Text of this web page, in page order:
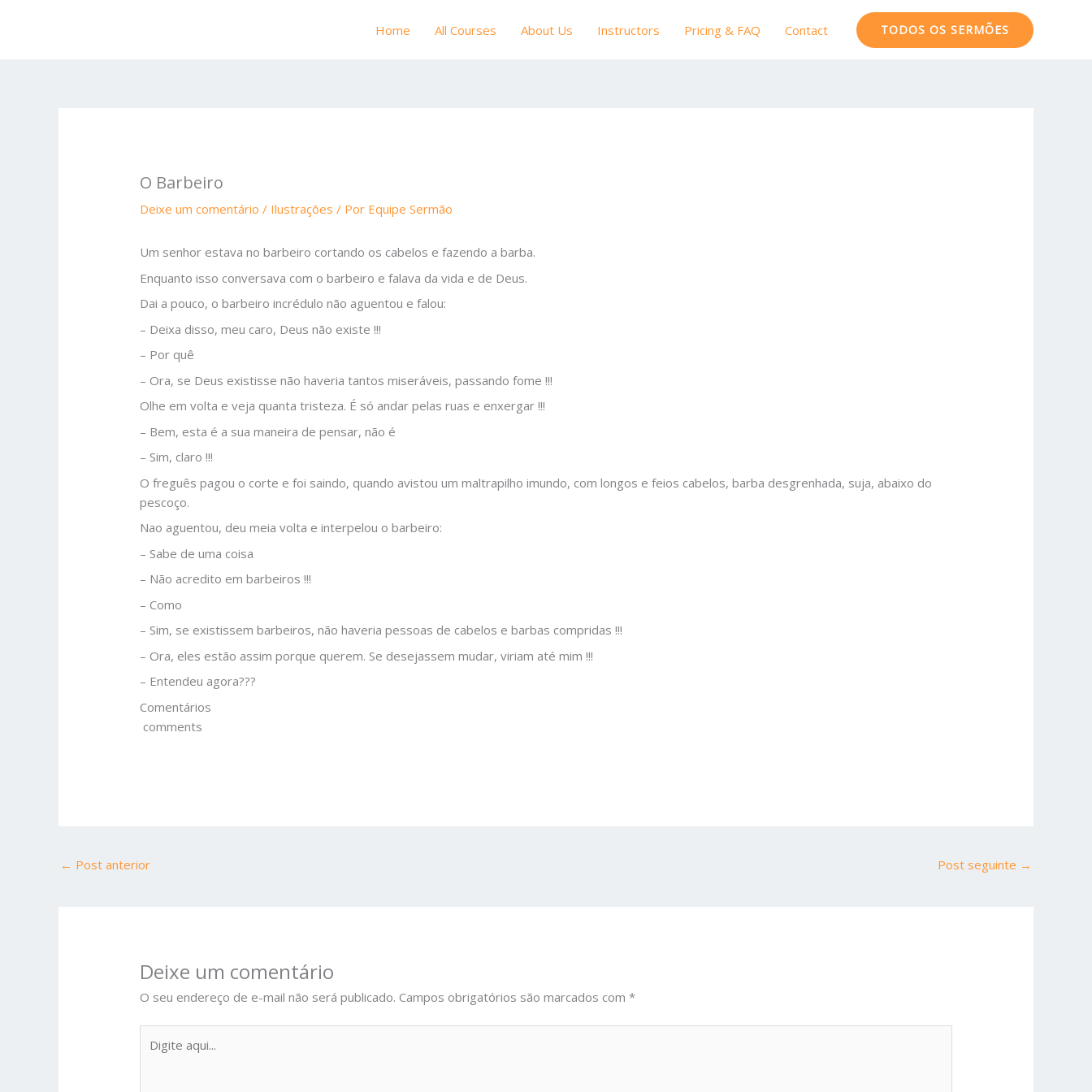
Home All Courses About Us Instructors Pricing & FAQ Contact TODOS OS SERMÕES
O Barbeiro
Deixe um comentário / Ilustrações / Por Equipe Sermão
Um senhor estava no barbeiro cortando os cabelos e fazendo a barba.
Enquanto isso conversava com o barbeiro e falava da vida e de Deus.
Dai a pouco, o barbeiro incrédulo não aguentou e falou:
– Deixa disso, meu caro, Deus não existe !!!
– Por quê
– Ora, se Deus existisse não haveria tantos miseráveis, passando fome !!!
Olhe em volta e veja quanta tristeza. É só andar pelas ruas e enxergar !!!
– Bem, esta é a sua maneira de pensar, não é
– Sim, claro !!!
O freguês pagou o corte e foi saindo, quando avistou um maltrapilho imundo, com longos e feios cabelos, barba desgrenhada, suja, abaixo do
pescoço.
Nao aguentou, deu meia volta e interpelou o barbeiro:
– Sabe de uma coisa
– Não acredito em barbeiros !!!
– Como
– Sim, se existissem barbeiros, não haveria pessoas de cabelos e barbas compridas !!!
– Ora, eles estão assim porque querem. Se desejassem mudar, viriam até mim !!!
– Entendeu agora???
Comentários
comments
← Post anterior Post seguinte →
Deixe um comentário
O seu endereço de e-mail não será publicado. Campos obrigatórios são marcados com*
aqui...